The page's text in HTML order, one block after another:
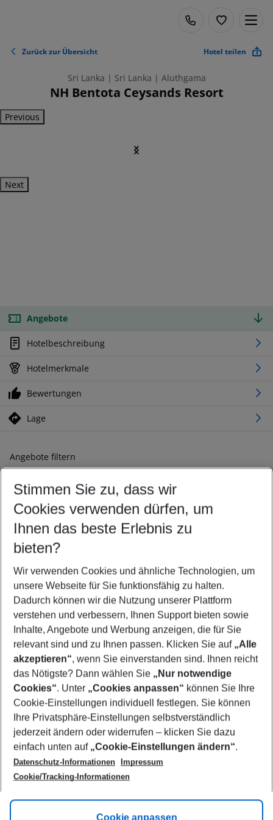
Zurück zur Übersicht Hotel teilen
Sri Lanka | Sri Lanka | Aluthgama
NH Bentota Ceysands Resort
Previous
Next
Angebote
Hotelbeschreibung
Hotelmerkmale
Bewertungen
Lage
Angebote filtern
Ändern Sie Ihre Kriterien nach Ihren Wünschen
Abflughafen wählen
Beliebiger Abflughafen
Reisezeitraum wählen
09.08.26– 07.08.27 5-8 Nächte
2 Erwachsene Keine Kinder
Mehr Filter anzeigen
Footer
Footer navigation
Über uns
AGB
Cookie-Einstellungen ändern
Cookie-Richtlinie
Datenschutz
Service & Hilfe
Barrierefreies Reisen
Check-in
Flugbeschränkungen
Folgen Sie uns
Stimmen Sie zu, dass wir
Cookies verwenden dürfen, um
Ihnen das beste Erlebnis zu
bieten?
Wir verwenden Cookies und ähnliche Technologien, um
unsere Webseite für Sie funktionsfähig zu halten.
Dadurch können wir die Nutzung unserer Plattform
verstehen und verbessern, Ihnen Support bieten sowie
Inhalte, Angebote und Werbung anzeigen, die für Sie
relevant sind und zu Ihnen passen. Klicken Sie auf „Alle
akzeptieren“, wenn Sie einverstanden sind. Ihnen reicht
das Nötigste? Dann wählen Sie „Nur notwendige
Cookies“. Unter „Cookies anpassen“ können Sie Ihre
Cookie-Einstellungen individuell festlegen. Sie können
Ihre Privatsphäre-Einstellungen selbstverständlich
jederzeit ändern oder widerrufen – klicken Sie dazu
einfach unten auf „Cookie-Einstellungen ändern“.
Datenschutz-Informationen
Impressum
Cookie/Tracking-Informationen
Cookie anpassen